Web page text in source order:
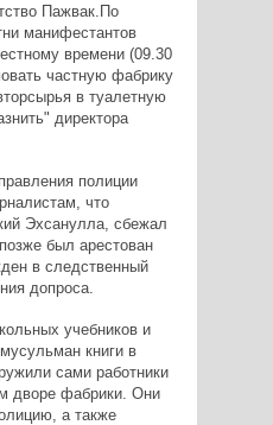
Пажвак.По
манифестантов
времени (09.30
частную фабрику
в туалетную
директора
полиции
что
Эхсанулла, сбежал
был арестован
в следственный
допроса.
учебников и
книги в
сами работники
дворе фабрики. Они
а также